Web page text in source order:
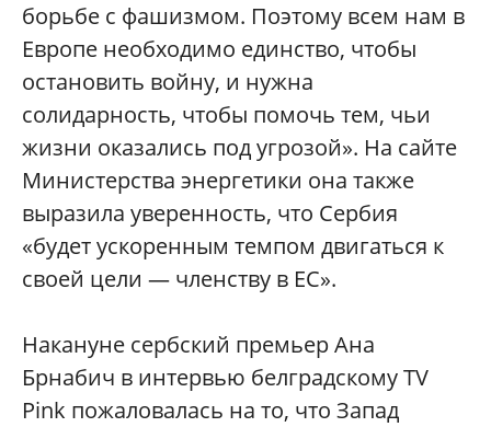
борьбе с фашизмом. Поэтому всем нам в
Европе необходимо единство, чтобы
остановить войну, и нужна
солидарность, чтобы помочь тем, чьи
жизни оказались под угрозой». На сайте
Министерства энергетики она также
выразила уверенность, что Сербия
«будет ускоренным темпом двигаться к
своей цели — членству в ЕС».
Накануне сербский премьер Ана
Брнабич в интервью белградскому TV
Pink пожаловалась на то, что Запад